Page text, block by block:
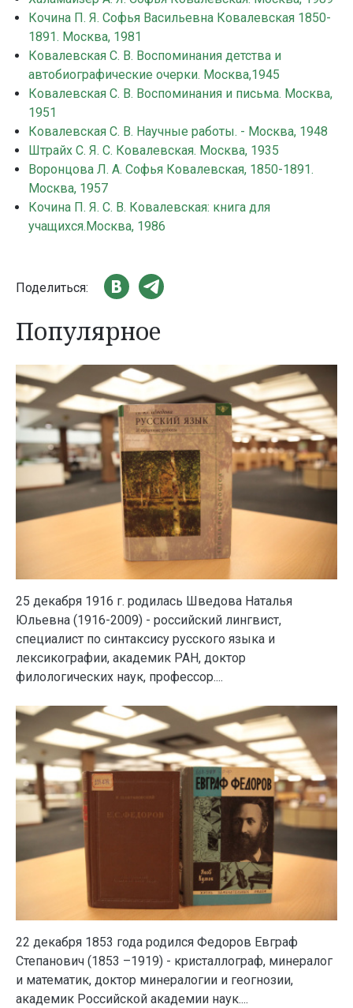
Кочина П. Я. Софья Васильевна Ковалевская 1850-
1891. Москва, 1981
Ковалевская С. В. Воспоминания детства и
автобиографические очерки. Москва,1945
Ковалевская С. В. Воспоминания и письма. Москва,
1951
Ковалевская С. В. Научные работы. - Москва, 1948
Штрайх С. Я. С. Ковалевская. Москва, 1935
Воронцова Л. А. Софья Ковалевская, 1850-1891.
Москва, 1957
Кочина П. Я. С. В. Ковалевская: книга для
учащихся.Москва, 1986
Поделиться:
Популярное
25 декабря 1916 г. родилась Шведова Наталья
Юльевна (1916-2009) - российский лингвист,
специалист по синтаксису русского языка и
лексикографии, академик РАН, доктор
филологических наук, профессор....
22 декабря 1853 года родился Федоров Евграф
Степанович (1853 –1919) - кристаллограф, минералог
и математик, доктор минералогии и геогнозии,
академик Российской академии наук....